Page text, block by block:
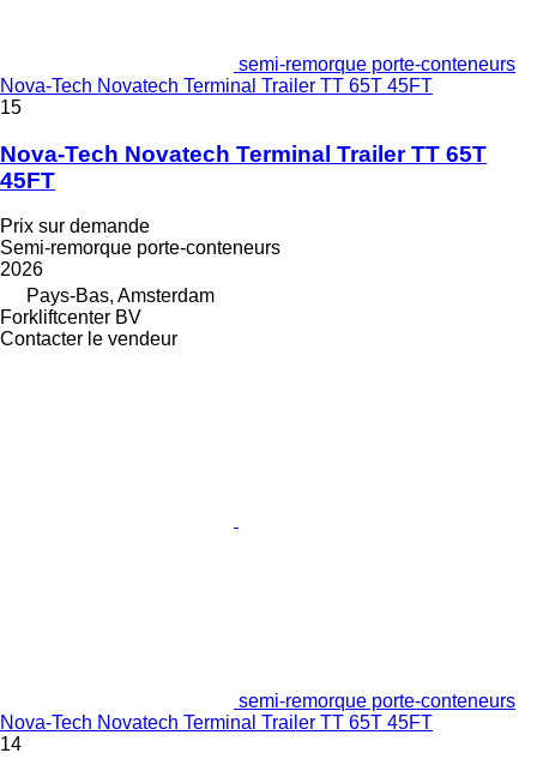
semi-remorque porte-conteneurs
Nova-Tech Novatech Terminal Trailer TT 65T 45FT
15
Nova-Tech Novatech Terminal Trailer TT 65T
45FT
Prix sur demande
Semi-remorque porte-conteneurs
2026
Pays-Bas, Amsterdam
Forkliftcenter BV
Contacter le vendeur
semi-remorque porte-conteneurs
Nova-Tech Novatech Terminal Trailer TT 65T 45FT
14